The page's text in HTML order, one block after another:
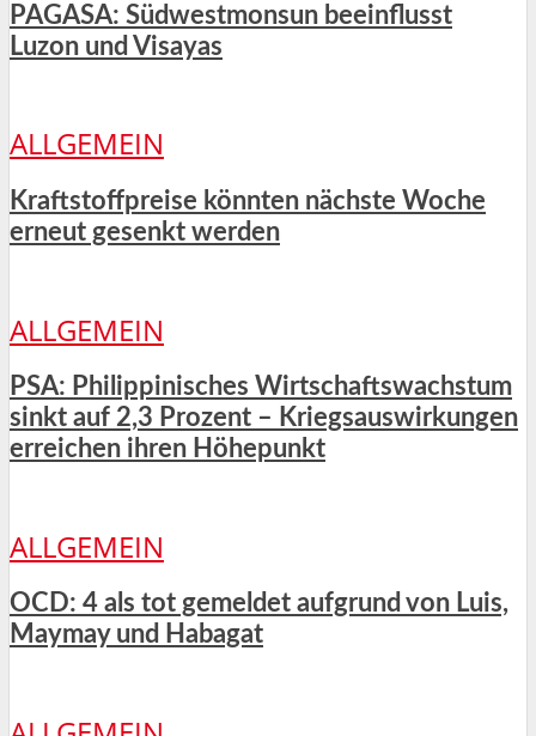
PAGASA: Südwestmonsun beeinflusst
Luzon und Visayas
ALLGEMEIN
Kraftstoffpreise könnten nächste Woche
erneut gesenkt werden
ALLGEMEIN
PSA: Philippinisches Wirtschaftswachstum
sinkt auf 2,3 Prozent – Kriegsauswirkungen
erreichen ihren Höhepunkt
ALLGEMEIN
OCD: 4 als tot gemeldet aufgrund von Luis,
Maymay und Habagat